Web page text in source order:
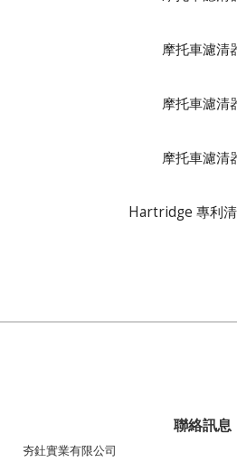
摩托車濾清
摩托車濾清
摩托車濾清
Hartridge 專利
聯絡訊息
夯釷實業有限公司